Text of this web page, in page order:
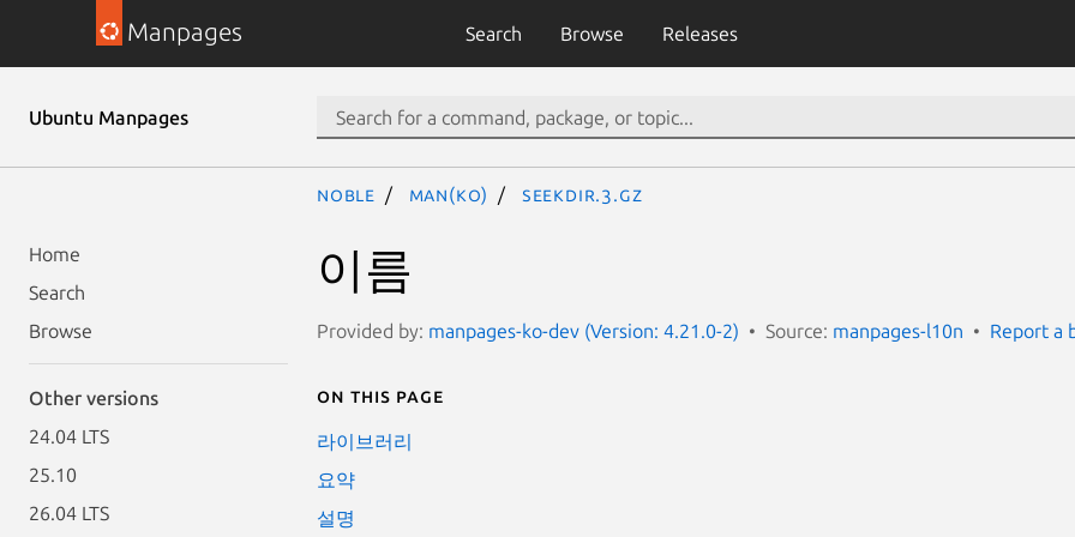
Manpages Search Browse Releases
Ubuntu Manpages
Home
Search
Browse
Other versions
24.04 LTS
25.10
26.04 LTS
noble man(ko) seekdir.3.gz
이름
Provided by: manpages-ko-dev (Version: 4.21.0-2) Source: manpages-l10n Report a
On this page
라이브러리
요약
설명